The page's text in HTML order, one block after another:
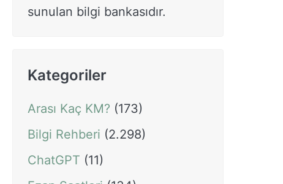
sunulan bilgi bankasıdır.
Kategoriler
Arası Kaç KM? (173)
Bilgi Rehberi (2.298)
ChatGPT (11)